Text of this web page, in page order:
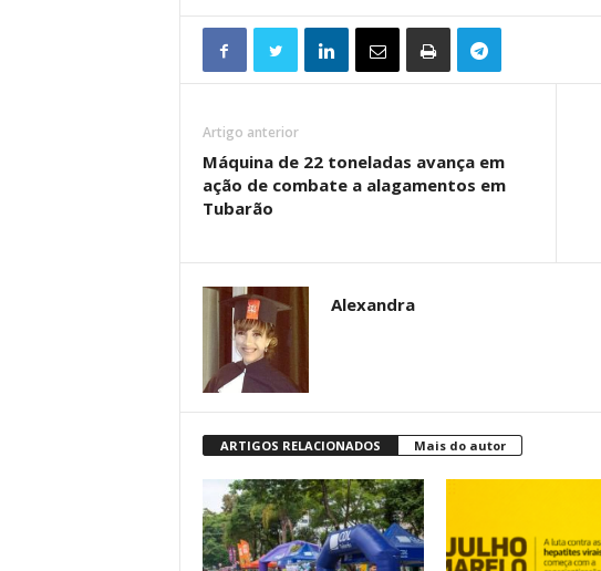
Artigo anterior
Máquina de 22 toneladas avança em
ação de combate a alagamentos em
Tubarão
Alexandra
ARTIGOS RELACIONADOS Mais do autor